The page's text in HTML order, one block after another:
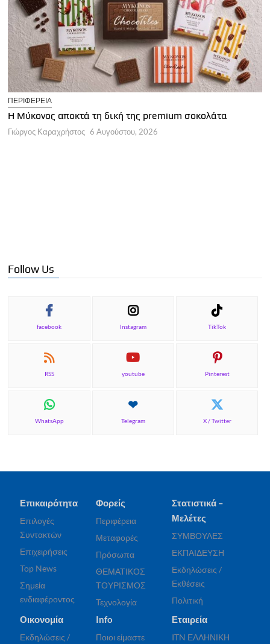
της premium σοκολάτα
2026
Η Μεσσηνία επενδύει σε
Γιώργος Καραχρήστος
Follow Us
facebook Instagram TikTok
RSS youtube Pinterest
WhatsApp Telegram X / Twitter
Επικαιρότητα
Επιλογές
Συντακτών
Επιχειρήσεις
Top News
Σημεία
ενδιαφέροντος
Φορείς
Περιφέρεια
Μεταφορές
Πρόσωπα
ΘΕΜΑΤΙΚΟΣ
ΤΟΥΡΙΣΜΟΣ
Τεχνολογία
Στατιστικά –
Μελέτες
ΣΥΜΒΟΥΛΕΣ
ΕΚΠΑΙΔΕΥΣΗ
Εκδηλώσεις /
Εκθέσεις
Πολιτική
Οικονομία
Εκδηλώσεις /
Info
Ποιοι είμαστε
Εταιρεία
ITN ΕΛΛΗΝΙΚΗ